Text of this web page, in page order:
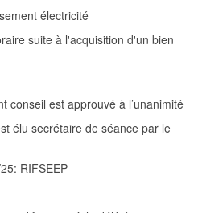
électricité
suite à l'acquisition d'un bien
conseil est approuvé à l’unanimité
élu secrétaire de séance par le
5: RIFSEEP